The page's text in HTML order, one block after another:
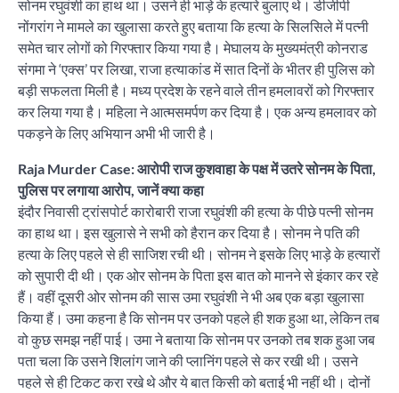
सोनम रघुवंशी का हाथ था। उसने ही भाड़े के हत्यारे बुलाए थे। डीजीपी
नोंगरांग ने मामले का खुलासा करते हुए बताया कि हत्या के सिलसिले में पत्नी
समेत चार लोगों को गिरफ्तार किया गया है। मेघालय के मुख्यमंत्री कोनराड
संगमा ने ‘एक्स’ पर लिखा, राजा हत्याकांड में सात दिनों के भीतर ही पुलिस को
बड़ी सफलता मिली है। मध्य प्रदेश के रहने वाले तीन हमलावरों को गिरफ्तार
कर लिया गया है। महिला ने आत्मसमर्पण कर दिया है। एक अन्य हमलावर को
पकड़ने के लिए अभियान अभी भी जारी है।
Raja Murder Case: आरोपी राज कुशवाहा के पक्ष में उतरे सोनम के पिता,
पुलिस पर लगाया आरोप, जानें क्या कहा
इंदौर निवासी ट्रांसपोर्ट कारोबारी राजा रघुवंशी की हत्या के पीछे पत्नी सोनम
का हाथ था। इस खुलासे ने सभी को हैरान कर दिया है। सोनम ने पति की
हत्या के लिए पहले से ही साजिश रची थी। सोनम ने इसके लिए भाड़े के हत्यारों
को सुपारी दी थी। एक ओर सोनम के पिता इस बात को मानने से इंकार कर रहे
हैं। वहीं दूसरी ओर सोनम की सास उमा रघुवंशी ने भी अब एक बड़ा खुलासा
किया हैं। उमा कहना है कि सोनम पर उनको पहले ही शक हुआ था, लेकिन तब
वो कुछ समझ नहीं पाई। उमा ने बताया कि सोनम पर उनको तब शक हुआ जब
पता चला कि उसने शिलांग जाने की प्लानिंग पहले से कर रखी थी। उसने
पहले से ही टिकट करा रखे थे और ये बात किसी को बताई भी नहीं थी। दोनों